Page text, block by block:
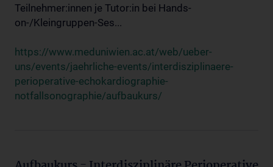
Teilnehmer:innen je Tutor:in bei Hands-
on-/Kleingruppen-Ses...
https://www.meduniwien.ac.at/web/ueber-
uns/events/jaehrliche-events/interdisziplinaere-
perioperative-echokardiographie-
notfallsonographie/aufbaukurs/